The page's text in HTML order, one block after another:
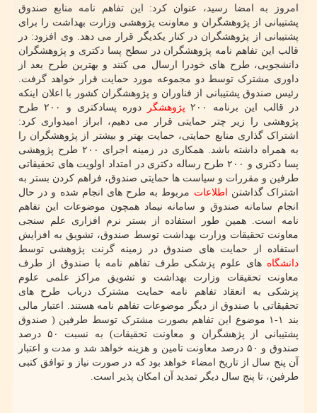
امروز به امضا رسید، عنوان کرد: این تفاهم نامه منابع صندوق
پشتیبانی از پژوهشگران و معاونت پژوهشی وزارت بهداشت را برای
پشتیبانی از پژوهشگران در کنار یکدیگر قرار می دهد. وی افزود: در
قالب این تفاهم نامه پژوهشگران در سطح پسا دکتری و پژوهشگران
دانشجویی، طرح های خودرا ارسال می کنند و بهترین طرح بعد از
داوری مشترک توسط دو مجموعه مورد حمایت قرار خواهد گرفت.
رئیس صندوق پشتیبانی از فناوران و پژوهشگران کشور با اعلان اینکه
در قالب این برنامه ۲۰۰
پژوهشگر
دوره پسادکتری و ۲۰۰ طرح
پژوهشی را زیر چتر حمایتی قرار می دهیم، ابراز امیدواری کرد:
اشتراک گذاری منابع حمایتی، حمایت بهتر و بیشتر از پژوهشگران را
به همراه داشته باشد. همکاری در زمینه اجرای ۲۰۰ طرح پژوهشی
پسا دکتری و ۲۰۰ طرح رساله دکتری در امتداد اولویت های تحقیقاتی
طرفین و مقررات و سیاست ها حمایتی صندوق، فراهم کردن بستر به
اشتراک گذاشتن
اطلاعات مربوط به طرح های انجام شده و در حال
انجام سامانه صندوق و سامانه نیماد همچون موضوعات این تفاهم
نامه است. همین طور استفاده از بستر نرم افزاری علم سنجی
معاونت تحقیقات وزارت بهداشت توسط صندوق، تشویق به افزایش
استفاده از حمایت های صندوق در زمینه گرنت پژوهشی توسط
دانشگاه های علوم پزشکی طرف تفاهم نامه با صندوق از طرف
معاونت تحقیقات وزارت بهداشت و تشویق مراکز علمی علوم
پزشکی به انعقاد تفاهم نامه حمایت مشترک درباب طرح های
تحقیقاتی با صندوق از دیگر موضوعات تفاهم نامه هستند. اعتبار مالی
بند ۱-۱ موضوع این تفاهم بصورت مشترک توسط طرفین ( صندوق
پشتیبانی از پژهشگران و معاونت تحقیقات) به نسبت ۵۰ درصد
صندوق و ۵۰ درصد معاونت تامین و هزینه خواهد شد و مدت و اعتبار
آن پنج سال از تاریخ امضاء خواهد بود که در صورت نیاز و توافق کتبی
طرفین، تا پنج سال دیگر تمدید آن امکان پذیر است.